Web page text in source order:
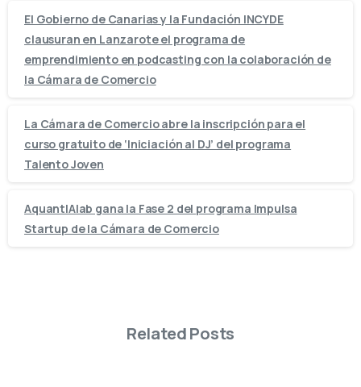
El Gobierno de Canarias y la Fundación INCYDE
clausuran en Lanzarote el programa de
emprendimiento en podcasting con la colaboración de
la Cámara de Comercio
La Cámara de Comercio abre la inscripción para el
curso gratuito de ‘Iniciación al DJ’ del programa
Talento Joven
AquantIAlab gana la Fase 2 del programa Impulsa
Startup de la Cámara de Comercio
Related Posts